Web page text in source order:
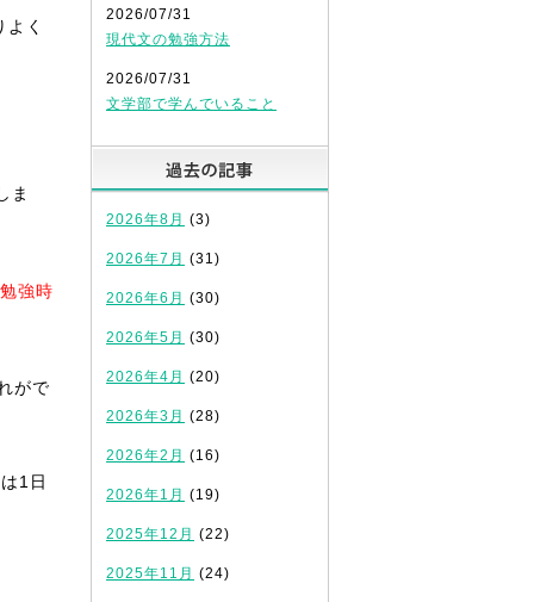
く
ま
強時
がで
1日
2026/07/31
現代文の勉強方法
2026/07/31
文学部で学んでいること
2026年8月 (3)
2026年7月 (31)
2026年6月 (30)
2026年5月 (30)
2026年4月 (20)
2026年3月 (28)
2026年2月 (16)
2026年1月 (19)
2025年12月 (22)
2025年11月 (24)